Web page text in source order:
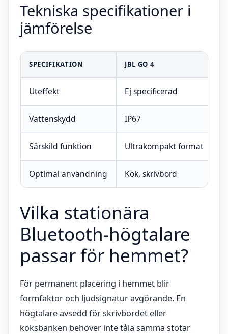
Tekniska specifikationer i
jämförelse
SPECIFIKATION JBL GO 4
Uteffekt Ej specificerad
Vattenskydd IP67
Särskild funktion Ultrakompakt format
Optimal användning Kök, skrivbord
Vilka stationära
Bluetooth-högtalare
passar för hemmet?
För permanent placering i hemmet blir
formfaktor och ljudsignatur avgörande. En
högtalare avsedd för skrivbordet eller
köksbänken behöver inte tåla samma stötar